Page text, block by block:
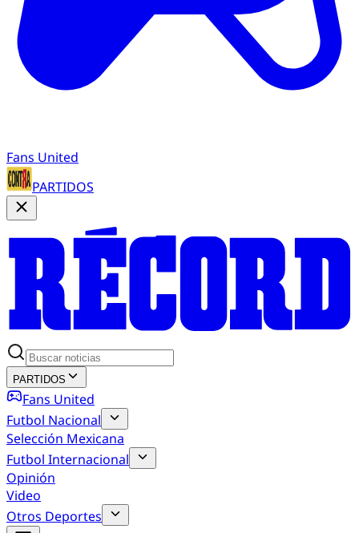
Fans United
PARTIDOS
PARTIDOS
Fans United
Futbol Nacional
Selección Mexicana
Futbol Internacional
Opinión
Video
Otros Deportes